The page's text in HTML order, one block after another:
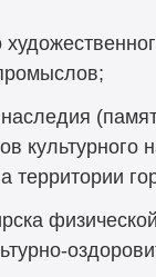
культурного
территории